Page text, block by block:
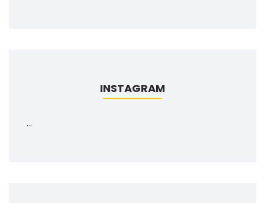
INSTAGRAM
…